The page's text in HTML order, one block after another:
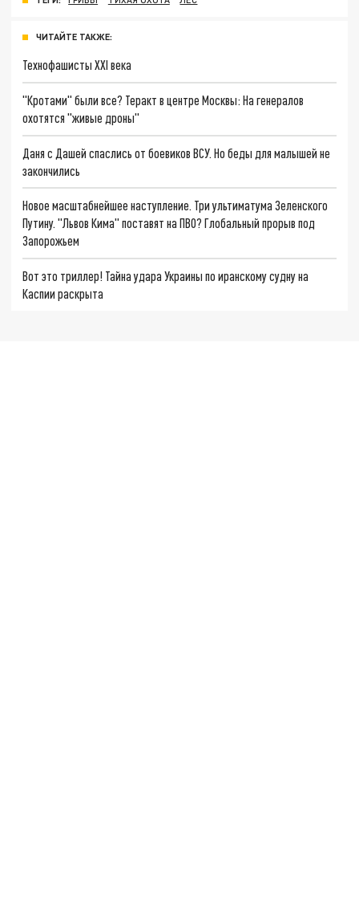
ЧИТАЙТЕ ТАКЖЕ:
Технофашисты XXI века
"Кротами" были все? Теракт в центре Москвы: На генералов
охотятся "живые дроны"
Даня с Дашей спаслись от боевиков ВСУ. Но беды для малышей не
закончились
Новое масштабнейшее наступление. Три ультиматума Зеленского
Путину. "Львов Кима" поставят на ПВО? Глобальный прорыв под
Запорожьем
Вот это триллер! Тайна удара Украины по иранскому судну на
Каспии раскрыта